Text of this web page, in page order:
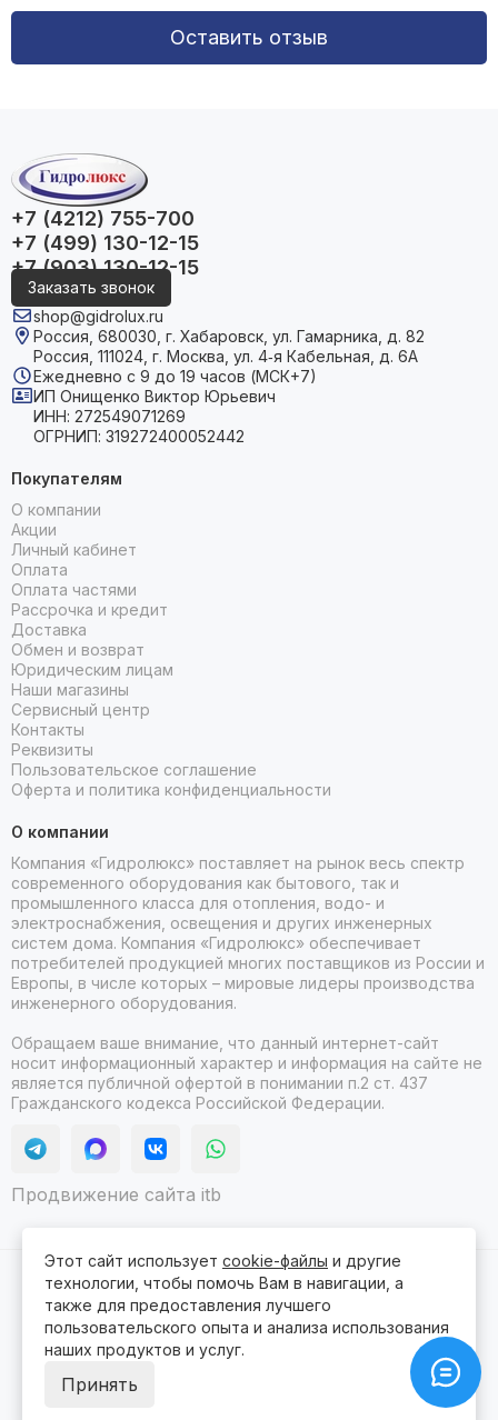
Оставить отзыв
+7 (4212) 755-700
+7 (499) 130-12-15
+7 (903) 130-12-15
Заказать звонок
shop@gidrolux.ru
Россия, 680030, г. Хабаровск, ул. Гамарника, д. 82
Россия, 111024, г. Москва, ул. 4‑я Кабельная, д. 6А
Ежедневно с 9 до 19 часов (МСК+7)
ИП Онищенко Виктор Юрьевич
ИНН: 272549071269
ОГРНИП: 319272400052442
Покупателям
О компании
Акции
Личный кабинет
Оплата
Оплата частями
Рассрочка и кредит
Доставка
Обмен и возврат
Юридическим лицам
Наши магазины
Сервисный центр
Контакты
Реквизиты
Пользовательское соглашение
Оферта и политика конфиденциальности
О компании
Компания «Гидролюкс» поставляет на рынок весь спектр
современного оборудования как бытового, так и
промышленного класса для отопления, водо- и
электроснабжения, освещения и других инженерных
систем дома. Компания «Гидролюкс» обеспечивает
потребителей продукцией многих поставщиков из России и
Европы, в числе которых – мировые лидеры производства
инженерного оборудования.
Обращаем ваше внимание, что данный интернет-сайт
носит информационный характер и информация на сайте не
является публичной офертой в понимании п.2 ст. 437
Гражданского кодекса Российской Федерации.
Продвижение сайта itb
2026 © Гидролюкс.Карта сайта
Сделано вProSalesдля платформы
Этот сайт использует cookie-файлы и другие
технологии, чтобы помочь Вам в навигации, а
также для предоставления лучшего
пользовательского опыта и анализа использования
наших продуктов и услуг.
Принять